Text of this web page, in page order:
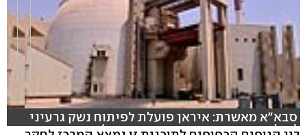
סבא"א מאשרת: איראן פועלת לפיתוח נשק גרעיני
(צילום: רויטרס, עריכה: תמר אברהם)